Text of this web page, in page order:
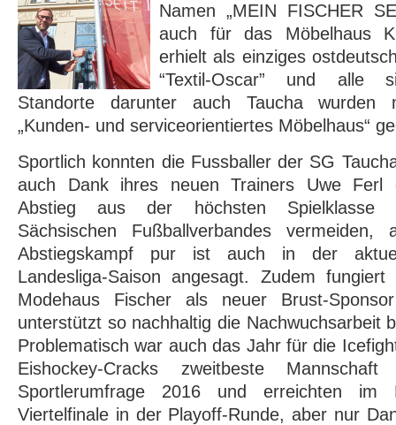
Namen „MEIN FISCHER
auch für das Möbelhaus
erhielt als einziges
“Textil-Oscar” und alle
Standorte darunter auch Taucha wurden
„Kunden- und serviceorientiertes Möbelhaus“
Sportlich konnten die Fussballer der SG
auch Dank ihres neuen Trainers Uwe Ferl
Abstieg aus der höchsten Spielklasse
Sächsischen Fußballverbandes vermeiden,
Abstiegskampf pur ist auch in der
Landesliga-Saison angesagt. Zudem fungiert
Modehaus Fischer als neuer Brust-
unterstützt so nachhaltig die Nachwuchsarbeit
Problematisch war auch das Jahr für die
Eishockey-Cracks zweitbeste
Sportlerumfrage 2016 und erreichten im
Viertelfinale in der Playoff-Runde, aber nur